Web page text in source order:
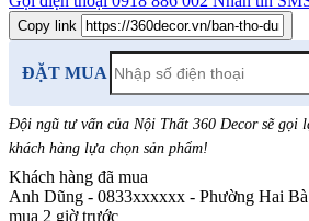
Copy link
ĐẶT MUA
Đội ngũ tư vấn của Nội Thất 360 Decor sẽ gọi
khách hàng lựa chọn sản phẩm!
Khách hàng đã mua
Anh Dũng - 0833xxxxxx - Phường Hai
mua 2 giờ trước